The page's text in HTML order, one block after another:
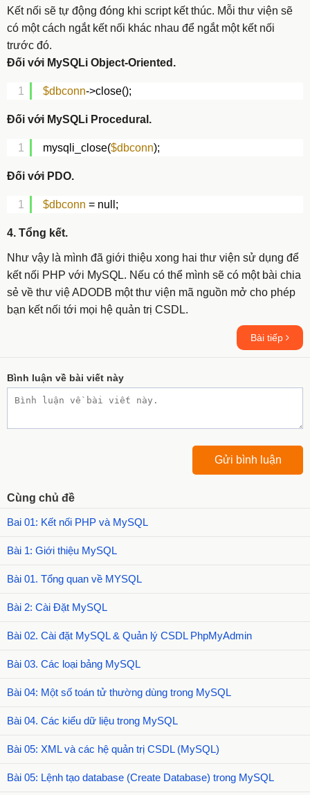
Kết nối sẽ tự động đóng khi script kết thúc. Mỗi thư viện sẽ
có một cách ngắt kết nối khác nhau để ngắt một kết nối
trước đó.
Đối với MySQLi Object-Oriented.
1 $dbconn->close();
Đối với MySQLi Procedural.
1 mysqli_close($dbconn);
Đối với PDO.
1 $dbconn = null;
4. Tổng kết.
Như vậy là mình đã giới thiệu xong hai thư viện sử dụng để
kết nối PHP với MySQL. Nếu có thể mình sẽ có một bài chia
sẻ về thư việ ADODB một thư viện mã nguồn mở cho phép
bạn kết nối tới mọi hệ quản trị CSDL.
Bài tiếp
Bình luận về bài viết này
Cùng chủ đề
Bai 01: Kết nối PHP và MySQL
Bài 1: Giới thiệu MySQL
Bài 01. Tổng quan về MYSQL
Bài 2: Cài Đặt MySQL
Bài 02. Cài đặt MySQL & Quản lý CSDL PhpMyAdmin
Bài 03. Các loại bảng MySQL
Bài 04: Một số toán tử thường dùng trong MySQL
Bài 04. Các kiểu dữ liệu trong MySQL
Bài 05: XML và các hệ quản trị CSDL (MySQL)
Bài 05: Lệnh tạo database (Create Database) trong MySQL